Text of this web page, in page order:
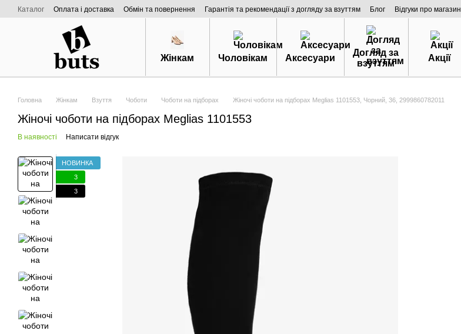
Перейти к основному контенту
Каталог Оплата і доставка Обмін та повернення Гарантія та рекомендації з догляду за взуттям Блог Відгуки про магазин
Про нас
Жінкам Чоловікам Аксесуари
Догляд за
взуттям
Акції
Головна Жінкам Взуття Чоботи Чоботи на підборах Жіночі чоботи на підборах Meglias 1101553, Чорний, 36, 2999860782011
Жіночі чоботи на підборах Meglias 1101553
В наявності Написати відгук
НОВИНКА
3
3